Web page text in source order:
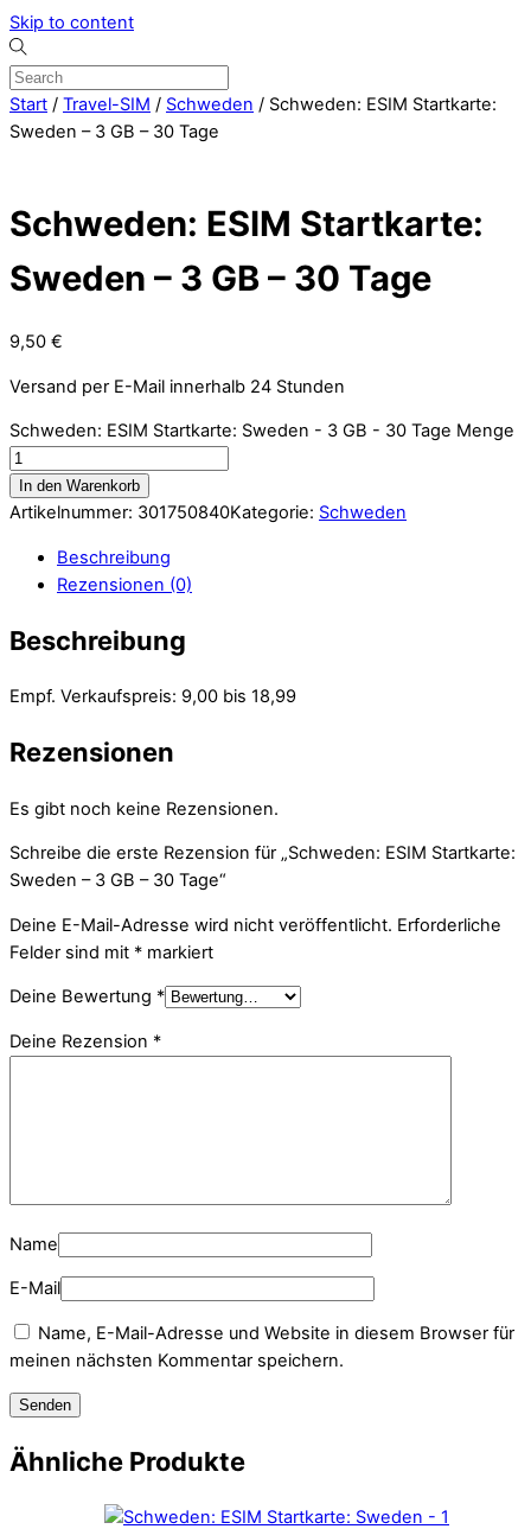
Skip to content
Start / Travel-SIM / Schweden / Schweden: ESIM Startkarte:
Sweden – 3 GB – 30 Tage
Schweden: ESIM Startkarte:
Sweden – 3 GB – 30 Tage
9,50 €
Versand per E-Mail innerhalb 24 Stunden
Schweden: ESIM Startkarte: Sweden - 3 GB - 30 Tage Menge
In den Warenkorb
Artikelnummer: 301750840Kategorie: Schweden
Beschreibung
Rezensionen (0)
Beschreibung
Empf. Verkaufspreis: 9,00 bis 18,99
Rezensionen
Es gibt noch keine Rezensionen.
Schreibe die erste Rezension für „Schweden: ESIM Startkarte:
Sweden – 3 GB – 30 Tage“
Deine E-Mail-Adresse wird nicht veröffentlicht. Erforderliche
Felder sind mit * markiert
Deine Bewertung *
Deine Rezension *
Name
E-Mail
Name, E-Mail-Adresse und Website in diesem Browser für
meinen nächsten Kommentar speichern.
Ähnliche Produkte